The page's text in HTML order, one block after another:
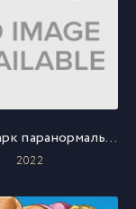
Тупик: парк паранормальных явлений
2022